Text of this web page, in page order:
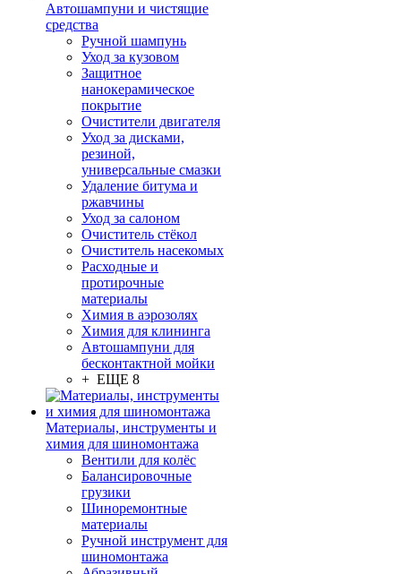
Автошампуни и чистящие
средства
Ручной шампунь
Уход за кузовом
Защитное
нанокерамическое
покрытие
Очистители двигателя
Уход за дисками,
резиной,
универсальные смазки
Удаление битума и
ржавчины
Уход за салоном
Очиститель стёкол
Очиститель насекомых
Расходные и
протирочные
материалы
Химия в аэрозолях
Химия для клининга
Автошампуни для
бесконтактной мойки
+ ЕЩЕ 8
Материалы, инструменты и
химия для шиномонтажа
Вентили для колёс
Балансировочные
грузики
Шиноремонтные
материалы
Ручной инструмент для
шиномонтажа